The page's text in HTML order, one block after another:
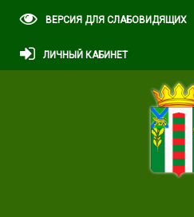
ВЕРСИЯ ДЛЯ СЛАБОВИДЯЩИХ
ЛИЧНЫЙ КАБИНЕТ